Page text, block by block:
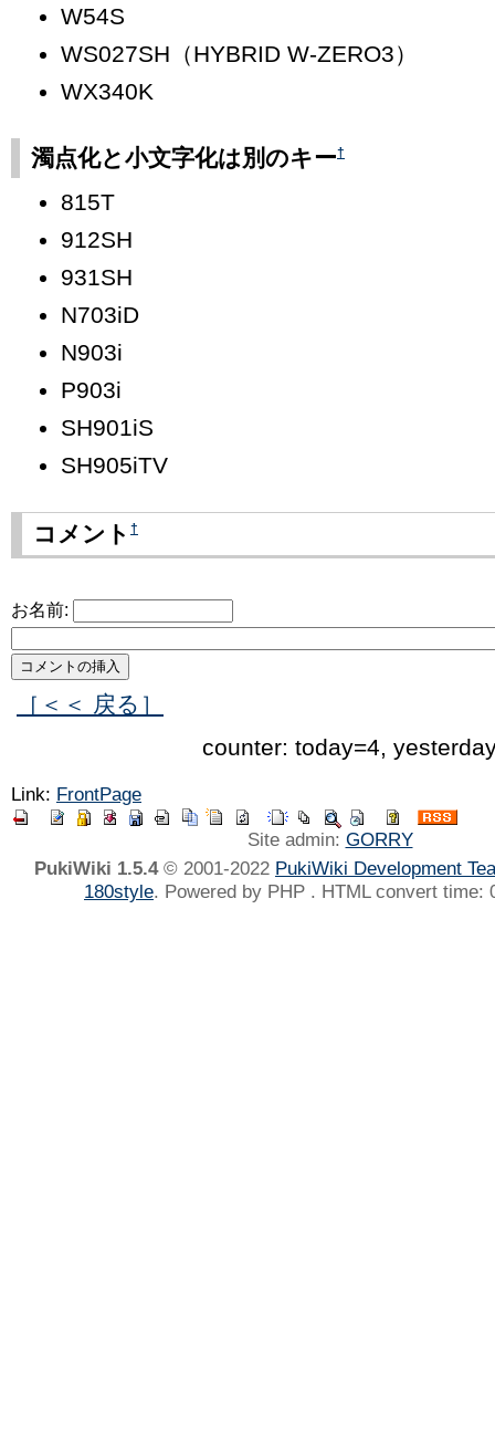
W54S
WS027SH（HYBRID W-ZERO3）
WX340K
濁点化と小文字化は別のキー†
815T
912SH
931SH
N703iD
N903i
P903i
SH901iS
SH905iTV
コメント †
お名前:
［＜＜ 戻る］
counter: today=4,
Link: FrontPage
Site admin: GORRY
PukiWiki 1.5.4© 2001-2022 PukiWiki Development
180style. Powered by PHP . HTML convert time: